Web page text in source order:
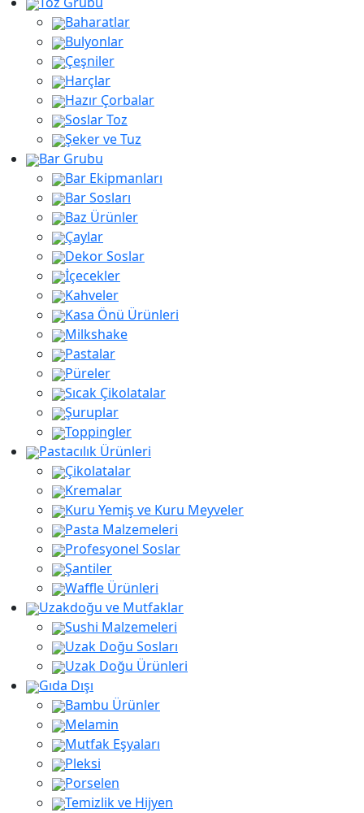
Baharatlar
Bulyonlar
Çeşniler
Harçlar
Hazır Çorbalar
Soslar Toz
Şeker ve Tuz
Bar Grubu
Bar Ekipmanları
Bar Sosları
Baz Ürünler
Çaylar
Dekor Soslar
İçecekler
Kahveler
Kasa Önü Ürünleri
Milkshake
Pastalar
Püreler
Sıcak Çikolatalar
Şuruplar
Toppingler
Pastacılık Ürünleri
Çikolatalar
Kremalar
Kuru Yemiş ve Kuru Meyveler
Pasta Malzemeleri
Profesyonel Soslar
Şantiler
Waffle Ürünleri
Uzakdoğu ve Mutfaklar
Sushi Malzemeleri
Uzak Doğu Sosları
Uzak Doğu Ürünleri
Gıda Dışı
Bambu Ürünler
Melamin
Mutfak Eşyaları
Pleksi
Porselen
Temizlik ve Hijyen